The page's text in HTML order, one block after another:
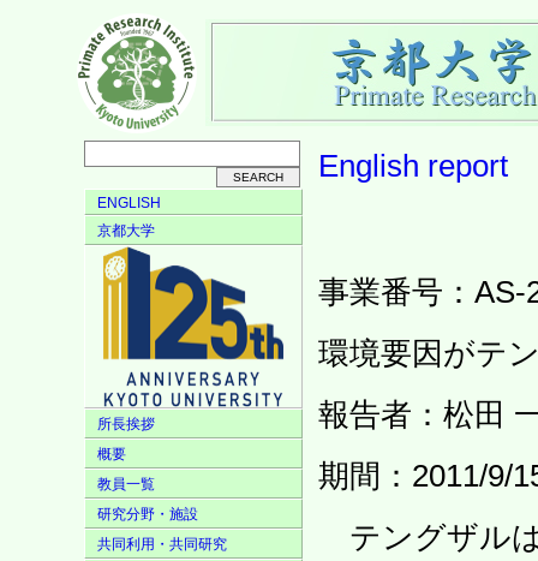
ENGLISH
京都大学
所長挨拶
概要
教員一覧
研究分野・施設
共同利用・共同研究
English report
事業番号：AS-
環境要因がテ
報告者：松田
期間：2011/9/
テングザル